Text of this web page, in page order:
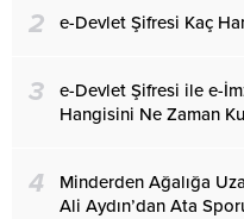
2 e-Devlet Şifresi Kaç
3
e-Devlet Şifresi ile e-
Hangisini Ne Zaman
4
Minderden Ağalığa
Ali Aydın’dan Ata